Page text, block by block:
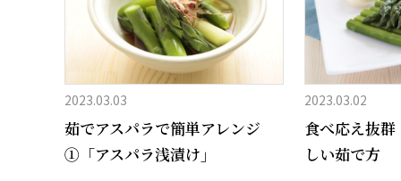
2023.03.03
茹でアスパラで簡単アレンジ
①「アスパラ浅漬け」
2023.03.02
食べ応え抜
しい茹で方